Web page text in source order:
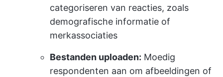
categoriseren van reacties, zoals
demografische informatie of
merkassociaties
Bestanden uploaden: Moedig
respondenten aan om afbeeldingen of